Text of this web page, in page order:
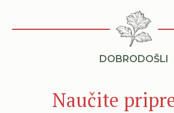
DOBRODOŠLI
Naučite